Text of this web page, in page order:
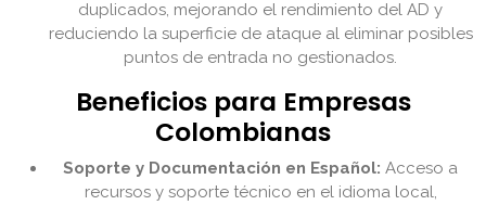
duplicados, mejorando el rendimiento del AD y
reduciendo la superficie de ataque al eliminar posibles
puntos de entrada no gestionados.
Beneficios para Empresas
Colombianas
Soporte y Documentación en Español: Acceso a
recursos y soporte técnico en el idioma local,